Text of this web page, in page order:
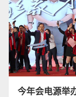
今年会电源举